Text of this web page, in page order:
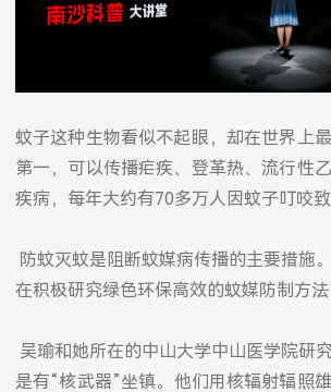
蚊子这种生物看似不起眼，却在世界上
第一，可以传播疟疾、登革热、流行性
疾病，每年大约有70多万人因蚊子叮咬致
防蚊灭蚊是阻断蚊媒病传播的主要措施
在积极研究绿色环保高效的蚊媒防制方法
吴瑜和她所在的中山大学中山医学院研
是有“核武器”坐镇。他们用核辐射辐照